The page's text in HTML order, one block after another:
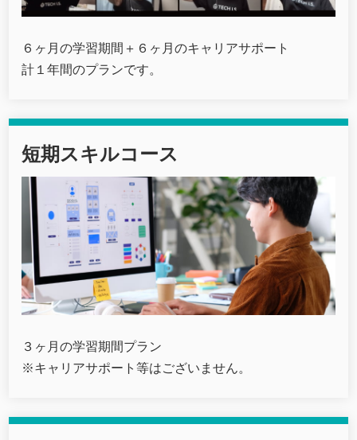
６ヶ月の学習期間＋６ヶ月のキャリアサポート
計１年間のプランです。
短期スキルコース
３ヶ月の学習期間プラン
※キャリアサポート等はございません。